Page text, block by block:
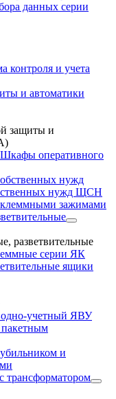
данных серии
контроля и учета
и автоматики
защиты и
оперативного
нужд
нужд ЩСН
зажимами
разветвительные
серии ЯК
ящики
учетный ЯВУ
и